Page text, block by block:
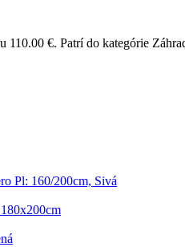
110.00 €. Patrí do kategórie
Pl: 160/200cm, Sivá